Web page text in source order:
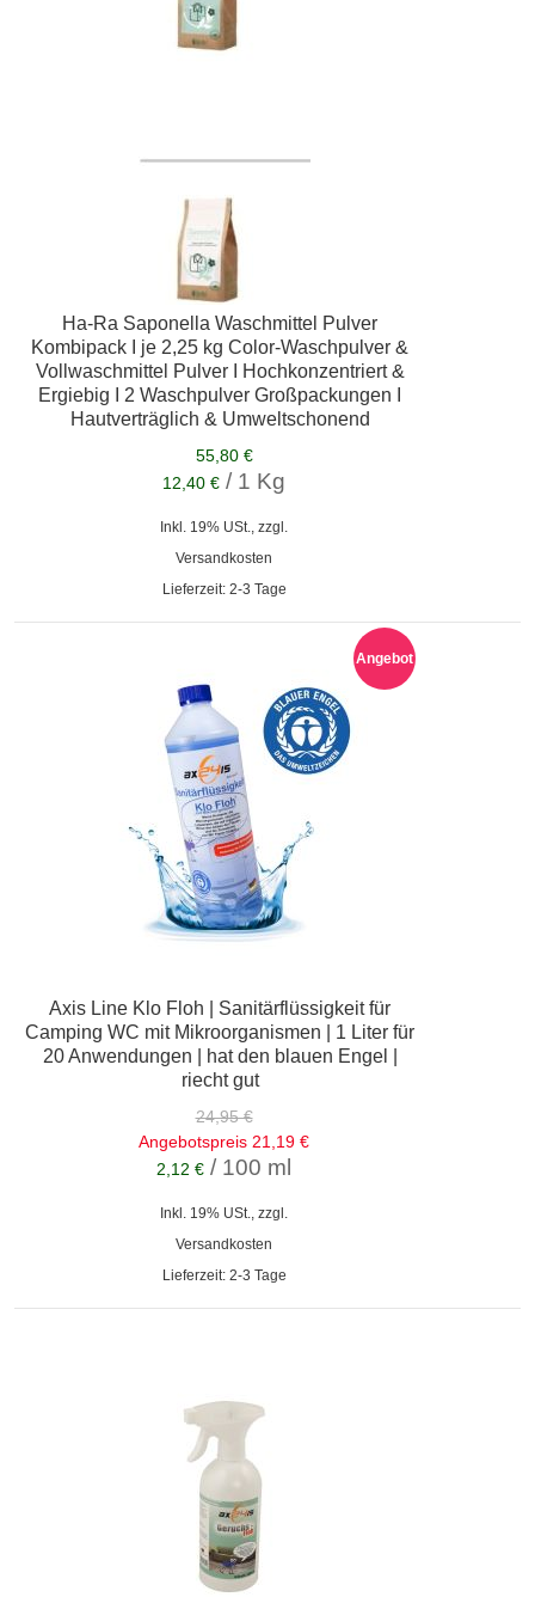
Ha-Ra Saponella Waschmittel Pulver
Kombipack I je 2,25 kg Color-Waschpulver &
Vollwaschmittel Pulver I Hochkonzentriert &
Ergiebig I 2 Waschpulver Großpackungen I
Hautverträglich & Umweltschonend
55,80 €
12,40 € / 1 Kg
Inkl. 19% USt., zzgl.
Versandkosten
Lieferzeit: 2-3 Tage
Angebot
Axis Line Klo Floh | Sanitärflüssigkeit für
Camping WC mit Mikroorganismen | 1 Liter für
20 Anwendungen | hat den blauen Engel |
riecht gut
24,95 €
Angebotspreis 21,19 €
2,12 € / 100 ml
Inkl. 19% USt., zzgl.
Versandkosten
Lieferzeit: 2-3 Tage